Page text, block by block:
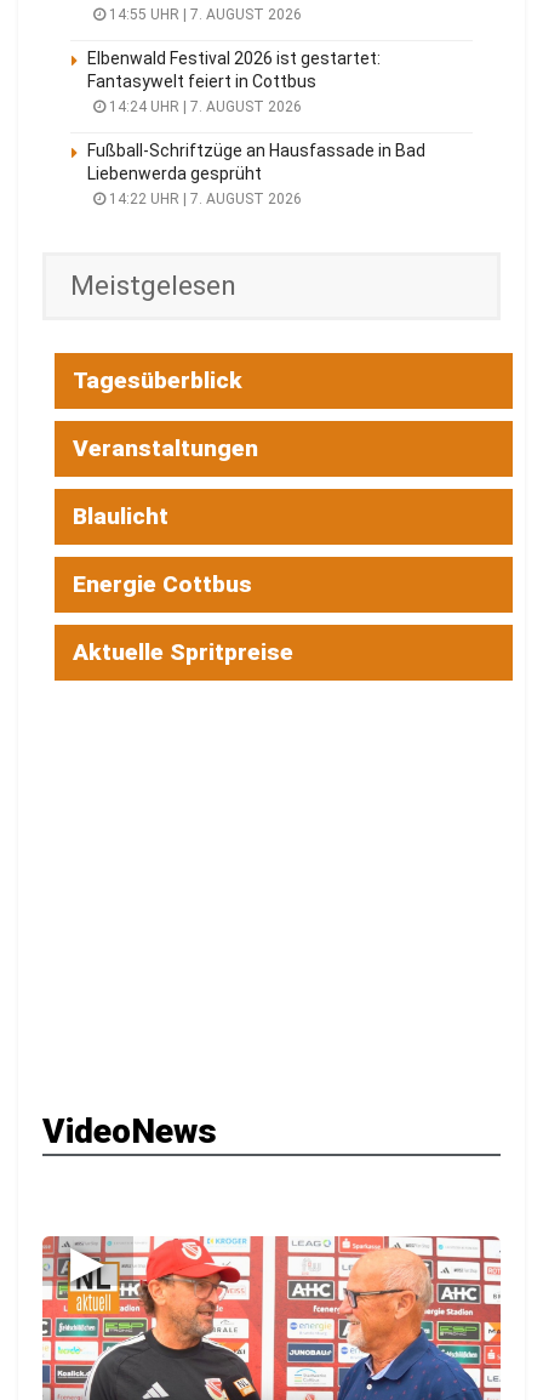
14:55 UHR | 7. AUGUST 2026
Elbenwald Festival 2026 ist gestartet:
Fantasywelt feiert in Cottbus
14:24 UHR | 7. AUGUST 2026
Fußball-Schriftzüge an Hausfassade in Bad
Liebenwerda gesprüht
14:22 UHR | 7. AUGUST 2026
Meistgelesen
Tagesüberblick
Veranstaltungen
Blaulicht
Energie Cottbus
Aktuelle Spritpreise
VideoNews
▶